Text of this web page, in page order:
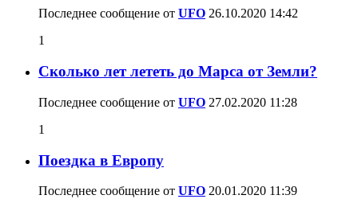
Последнее сообщение от UFO 26.10.2020 14:42
1
Сколько лет лететь до Марса от Земли?
Последнее сообщение от UFO 27.02.2020 11:28
1
Поездка в Европу
Последнее сообщение от UFO 20.01.2020 11:39